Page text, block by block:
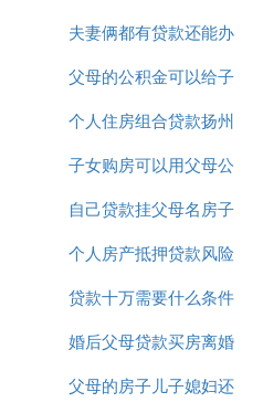
2、结婚证/离婚证或法院
3、收入证明（银行指定格
4、所在单位的营业执照副
5、资信证明：包括学历证
大额存单等
6、如果借款人为企业法人
业执照、税务登记证、组
四、特殊情况
外籍人士购房所需资料：
房
夫妻俩都有贷款还能办
房贷吗
父母的公积金可以给子
女贷款吗
个人住房组合贷款扬州
子女购房可以用父母公
积金贷款么
自己贷款挂父母名房子
是父母的吗
个人房产抵押贷款风险
提示
贷款十万需要什么条件
个人向银行
婚后父母贷款买房离婚
后
父母的房子儿子媳妇还